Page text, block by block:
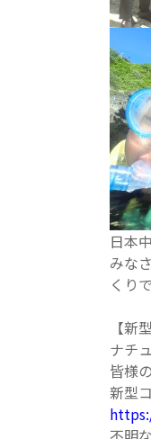
日本
みな
くり
【新
ナチ
皆様
新型